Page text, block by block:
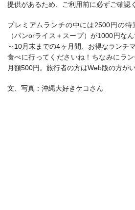
提供があるため、ご利用前に必ずご確認
プレミアムランチの中には2500円の特
（パンorライス＋スープ）が1000円な
～10月末までの4ヶ月間、お得なランチ
食べに行ってくださいね！ちなみにラン
月額500円。旅行者の方はWeb版の方が
文、写真：沖縄大好きケコさん